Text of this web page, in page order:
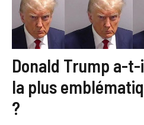
Donald Trump a-
la plus
?